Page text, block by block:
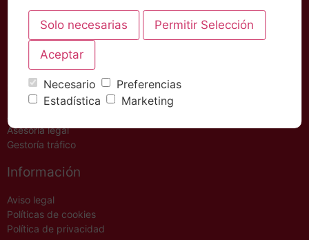
Servicios
Asesoría legal
Gestoría tráfico
Información
Aviso legal
Políticas de cookies
Política de privacidad
Necesario
Preferencias
Estadística
Marketing